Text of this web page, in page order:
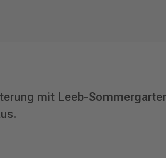
mit Leeb-